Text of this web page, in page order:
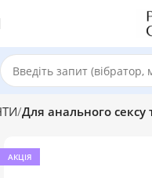
Для анального сексу
АКЦІЯ